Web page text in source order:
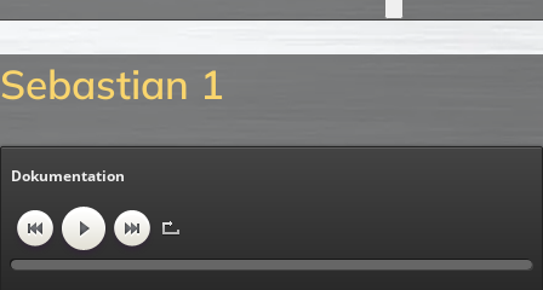
Sebastian 1
Dokumentation